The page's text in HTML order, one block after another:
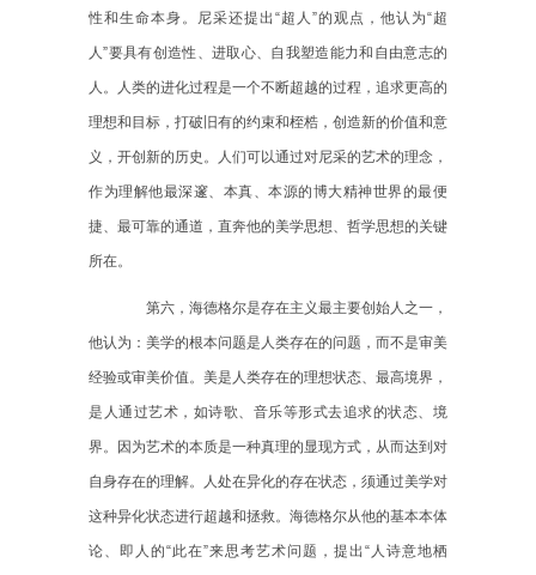
性和生命本身。尼采还提出“超人”的观点，他认为“超
人”要具有创造性、进取心、自我塑造能力和自由意志的
人。人类的进化过程是一个不断超越的过程，追求更高的
理想和目标，打破旧有的约束和桎梏，创造新的价值和意
义，开创新的历史。人们可以通过对尼采的艺术的理念，
作为理解他最深邃、本真、本源的博大精神世界的最便
捷、最可靠的通道，直奔他的美学思想、哲学思想的关键
所在。
第六，海德格尔是存在主义最主要创始人之一，
他认为：美学的根本问题是人类存在的问题，而不是审美
经验或审美价值。美是人类存在的理想状态、最高境界，
是人通过艺术，如诗歌、音乐等形式去追求的状态、境
界。因为艺术的本质是一种真理的显现方式，从而达到对
自身存在的理解。人处在异化的存在状态，须通过美学对
这种异化状态进行超越和拯救。海德格尔从他的基本本体
论、即人的“此在”来思考艺术问题，提出“人诗意地栖